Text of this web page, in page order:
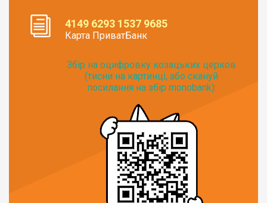
4149 6293 1537 9685
Карта ПриватБанк
Збір на оцифровку козацьких церков
(тисни на картинці, або скануй
посилання на збір monobank):